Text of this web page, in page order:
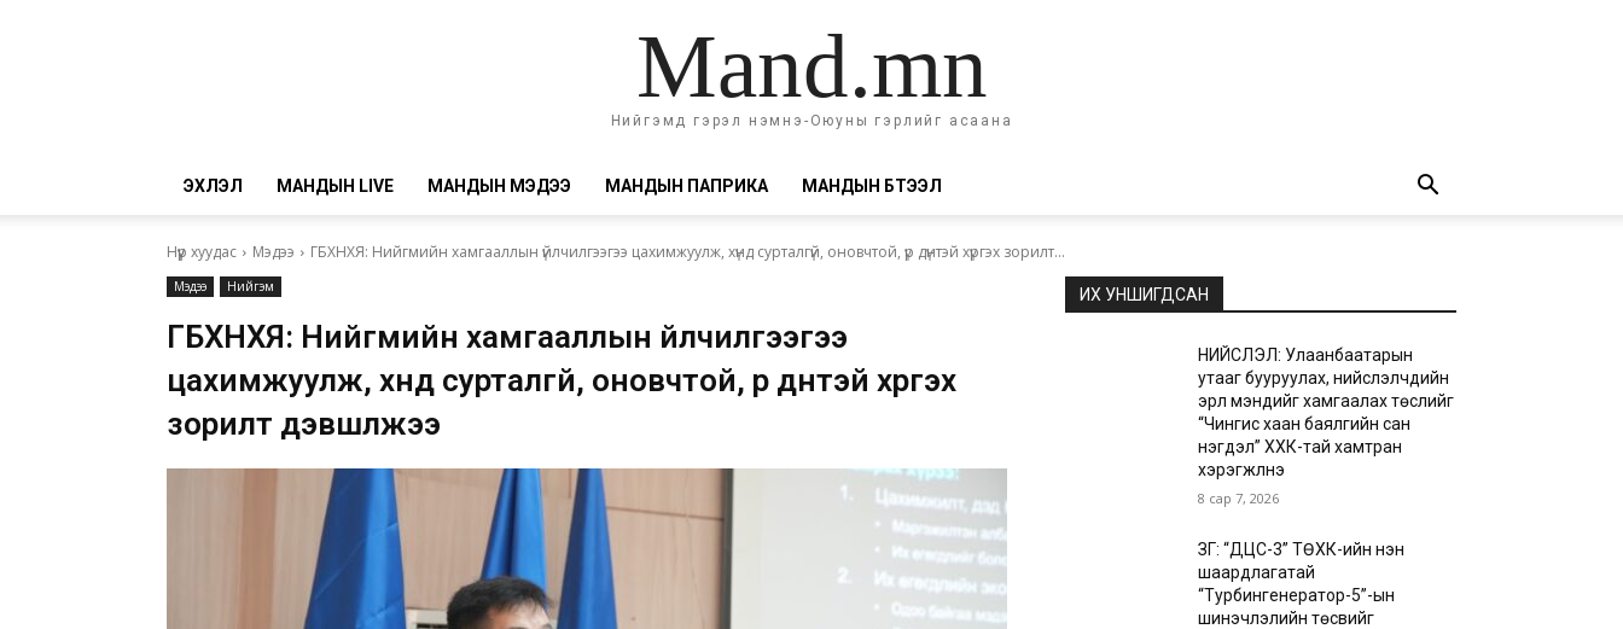
Mand.mn
Нийгэмд гэрэл нэмнэ-Оюуны гэрлийг асаана
ЭХЛЭЛ МАНДЫН LIVE МАНДЫН МЭДЭЭ МАНДЫН ПАПРИКА МАНДЫН БҮТЭЭЛ
Нүүр хуудас Мэдээ ГБХНХЯ: Нийгмийн хамгааллын үйлчилгээгээ цахимжуулж, хүнд сурталгүй, оновчтой, үр дүнтэй хүргэх зорилт...
Мэдээ Нийгэм
ГБХНХЯ: Нийгмийн хамгааллын үйлчилгээгээ
цахимжуулж, хүнд сурталгүй, оновчтой, үр дүнтэй хүргэх
зорилт дэвшүүлжээ
ИХ УНШИГДСАН
НИЙСЛЭЛ: Улаанбаатарын
утааг бууруулах, нийслэлчүүдийн
эрүүл мэндийг хамгаалах төслийг
“Чингис хаан баялгийн сан
нэгдэл” ХХК-тай хамтран
хэрэгжүүлнэ
8 сар 7, 2026
ЗГ: “ДЦС-3” ТӨХК-ийн нэн
шаардлагатай
“Турбингенератор-5”-ын
шинэчлэлийн төсвийг